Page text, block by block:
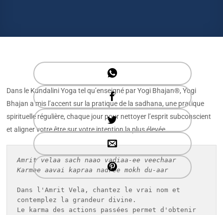
Dans le Kundalini Yoga tel qu’enseigné par Yogi Bhajan®, Yogi
Bhajan a mis l’accent sur la pratique de la sadhana, une pratique
spirituelle régulière, chaque jour pour nettoyer l’esprit subconscient
et aligner votre être sur votre intention la plus élevée.
Amrit velaa sach naao vadiaa-ee veechaar
Karmee aavai kapraa nadree mokh du-aar
Dans l'Amrit Vela, chantez le vrai nom et
contemplez la grandeur divine.
Le karma des actions passées permet d'obtenir